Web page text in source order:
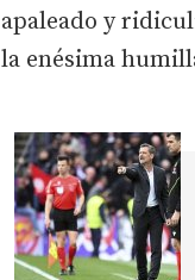
apaleado y
la enésima